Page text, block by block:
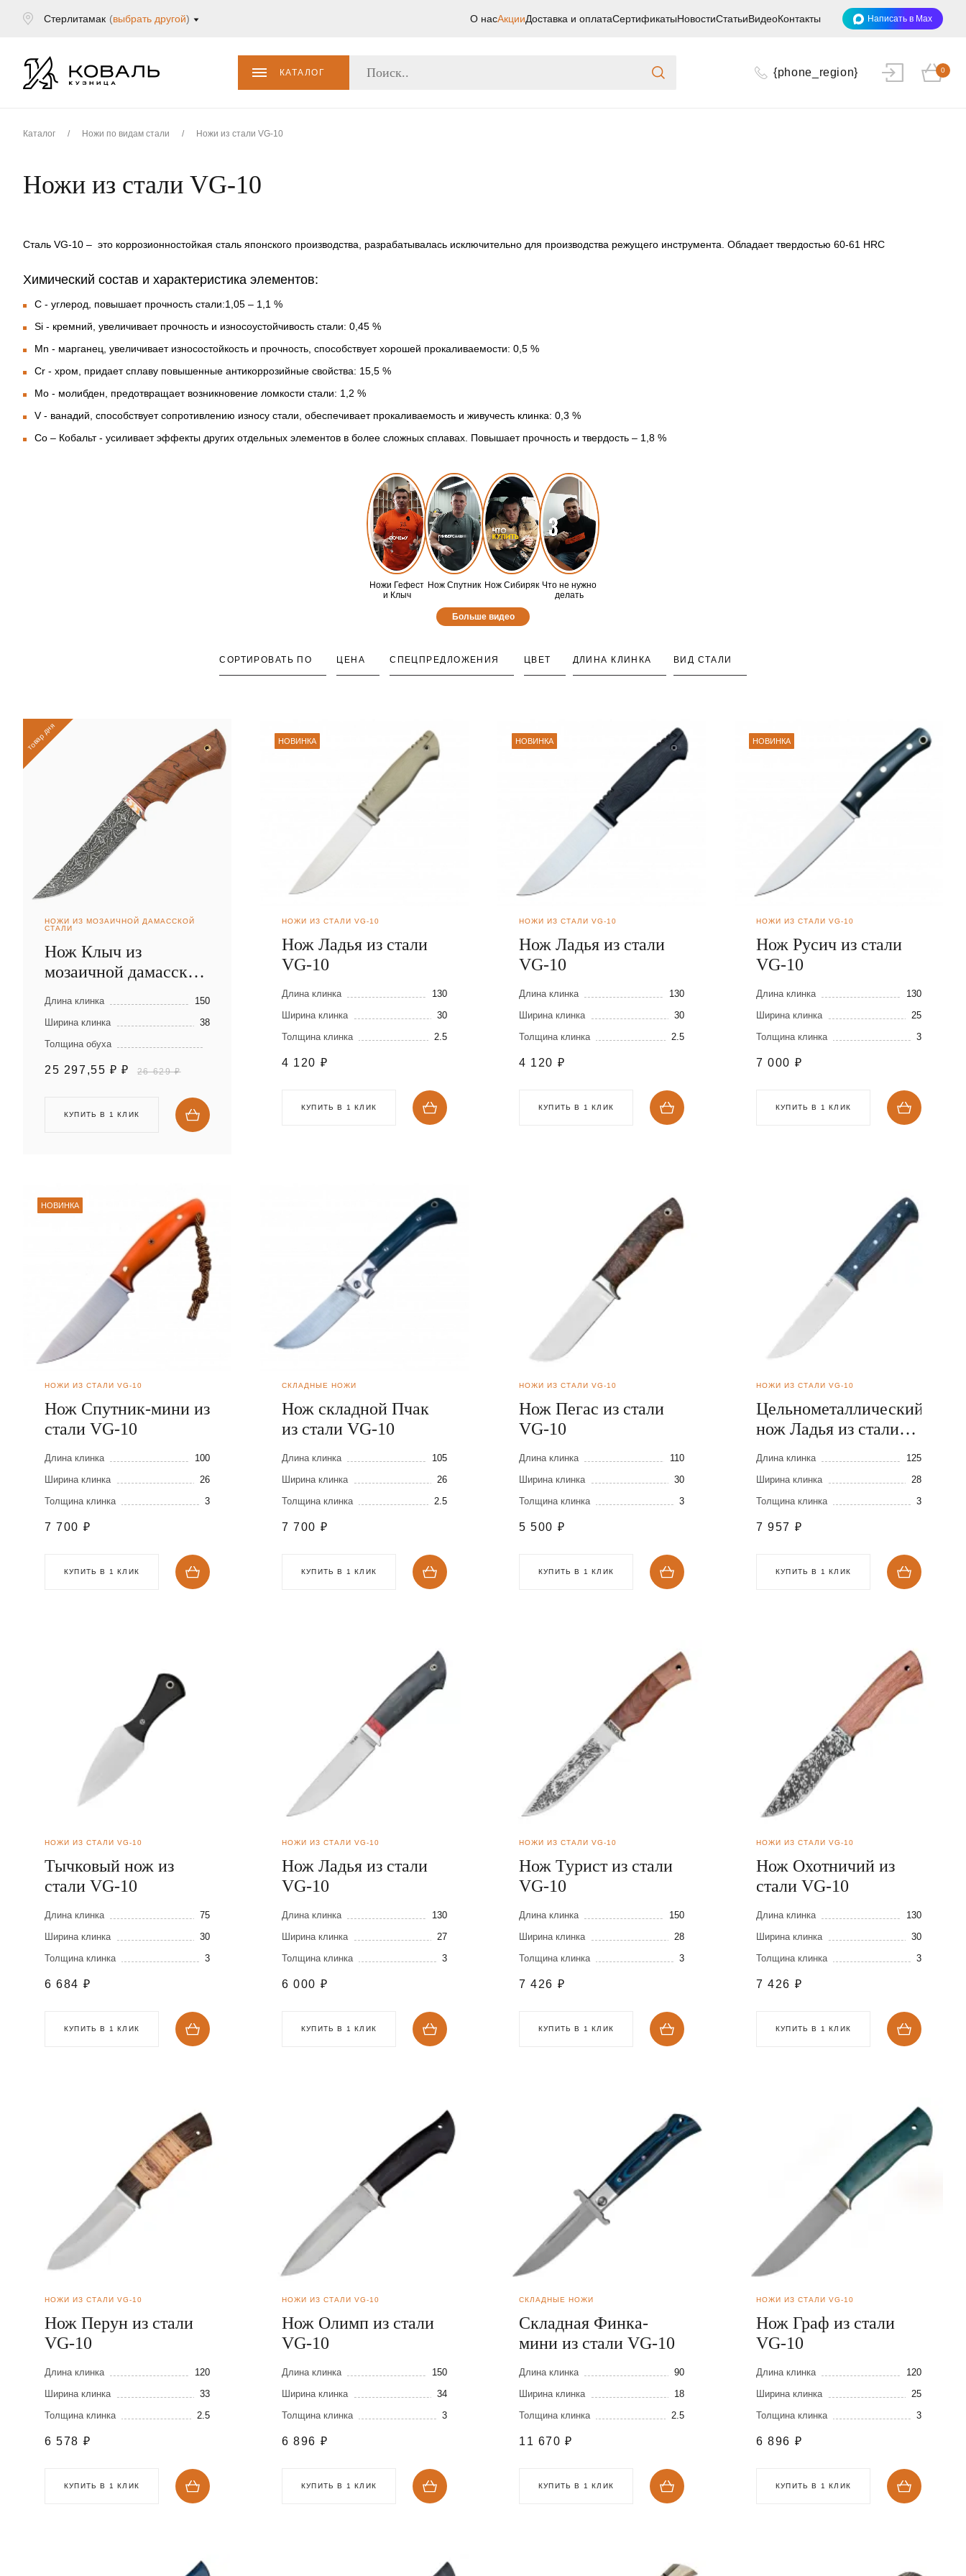
Стерлитамак (выбрать другой) О насАкцииДоставка и оплатаСертификатыНовостиСтатьиВидеоКонтакты Написать в Max
КАТАЛОГ {phone_region} 0
Каталог / Ножи по видам стали / Ножи из стали VG-10
Ножи из стали VG-10
Сталь VG-10 – это коррозионностойкая сталь японского производства, разрабатывалась исключительно для производства режущего инструмента. Обладает твердостью 60-61 HRC
Химический состав и характеристика элементов:
С - углерод, повышает прочность стали:1,05 – 1,1 %
Si - кремний, увеличивает прочность и износоустойчивость стали: 0,45 %
Mn - марганец, увеличивает износостойкость и прочность, способствует хорошей прокаливаемости: 0,5 %
Cr - хром, придает сплаву повышенные антикоррозийные свойства: 15,5 %
Mo - молибден, предотвращает возникновение ломкости стали: 1,2 %
V - ванадий, способствует сопротивлению износу стали, обеспечивает прокаливаемость и живучесть клинка: 0,3 %
Co – Кобальт- усиливает эффекты других отдельных элементов в более сложных сплавах. Повышает прочность и твердость – 1,8 %
Ножи Гефест
и Клыч
Нож Спутник Нож Сибиряк Что не нужно
делать
Больше видео
СОРТИРОВАТЬ ПО ЦЕНА СПЕЦПРЕДЛОЖЕНИЯ ЦВЕТ ДЛИНА КЛИНКА ВИД СТАЛИ
товар дня
НОЖИ ИЗ МОЗАИЧНОЙ ДАМАССКОЙ
СТАЛИ
Нож Клыч из
мозаичной дамасской
стали
Длина клинка
150
Ширина клинка
38
Толщина обуха
25 297,55 ₽ ₽ 26 629 ₽
КУПИТЬ В 1 КЛИК
НОВИНКА
НОЖИ ИЗ СТАЛИ VG-10
Нож Ладья из стали
VG-10
Длина клинка
130
Ширина клинка
30
Толщина клинка
2.5
4 120 ₽
КУПИТЬ В 1 КЛИК
НОВИНКА
НОЖИ ИЗ СТАЛИ VG-10
Нож Ладья из стали
VG-10
Длина клинка
130
Ширина клинка
30
Толщина клинка
2.5
4 120 ₽
КУПИТЬ В 1 КЛИК
НОВИНКА
НОЖИ ИЗ СТАЛИ VG-10
Нож Русич из стали
VG-10
Длина клинка
130
Ширина клинка
25
Толщина клинка
3
7 000 ₽
КУПИТЬ В 1 КЛИК
НОВИНКА
НОЖИ ИЗ СТАЛИ VG-10
Нож Спутник-мини из
стали VG-10
Длина клинка
100
Ширина клинка
26
Толщина клинка
3
7 700 ₽
КУПИТЬ В 1 КЛИК
СКЛАДНЫЕ НОЖИ
Нож складной Пчак
из стали VG-10
Длина клинка
105
Ширина клинка
26
Толщина клинка
2.5
7 700 ₽
КУПИТЬ В 1 КЛИК
НОЖИ ИЗ СТАЛИ VG-10
Нож Пегас из стали
VG-10
Длина клинка
110
Ширина клинка
30
Толщина клинка
3
5 500 ₽
КУПИТЬ В 1 КЛИК
НОЖИ ИЗ СТАЛИ VG-10
Цельнометаллический
нож Ладья из стали
VG-10
Длина клинка
125
Ширина клинка
28
Толщина клинка
3
7 957 ₽
КУПИТЬ В 1 КЛИК
НОЖИ ИЗ СТАЛИ VG-10
Тычковый нож из
стали VG-10
Длина клинка
75
Ширина клинка
30
Толщина клинка
3
6 684 ₽
КУПИТЬ В 1 КЛИК
НОЖИ ИЗ СТАЛИ VG-10
Нож Ладья из стали
VG-10
Длина клинка
130
Ширина клинка
27
Толщина клинка
3
6 000 ₽
КУПИТЬ В 1 КЛИК
НОЖИ ИЗ СТАЛИ VG-10
Нож Турист из стали
VG-10
Длина клинка
150
Ширина клинка
28
Толщина клинка
3
7 426 ₽
КУПИТЬ В 1 КЛИК
НОЖИ ИЗ СТАЛИ VG-10
Нож Охотничий из
стали VG-10
Длина клинка
130
Ширина клинка
30
Толщина клинка
3
7 426 ₽
КУПИТЬ В 1 КЛИК
НОЖИ ИЗ СТАЛИ VG-10
Нож Перун из стали
VG-10
Длина клинка
120
Ширина клинка
33
Толщина клинка
2.5
6 578 ₽
КУПИТЬ В 1 КЛИК
НОЖИ ИЗ СТАЛИ VG-10
Нож Олимп из стали
VG-10
Длина клинка
150
Ширина клинка
34
Толщина клинка
3
6 896 ₽
КУПИТЬ В 1 КЛИК
СКЛАДНЫЕ НОЖИ
Складная Финка-
мини из стали VG-10
Длина клинка
90
Ширина клинка
18
Толщина клинка
2.5
11 670 ₽
КУПИТЬ В 1 КЛИК
НОЖИ ИЗ СТАЛИ VG-10
Нож Граф из стали
VG-10
Длина клинка
120
Ширина клинка
25
Толщина клинка
3
6 896 ₽
КУПИТЬ В 1 КЛИК